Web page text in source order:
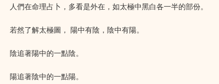
人們在命理占卜，多看是外在，如太極中黑白各一半的部份。
若然了解太極圖， 陽中有陰，陰中有陽。
陰追著陽中的一點陰。
陽追著陰中的一點陽。